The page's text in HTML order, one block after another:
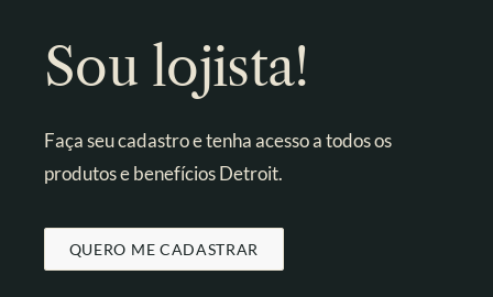
CONTATO
Sou lojista!
Faça seu cadastro e tenha acesso a todos os
produtos e benefícios Detroit.
QUERO ME CADASTRAR